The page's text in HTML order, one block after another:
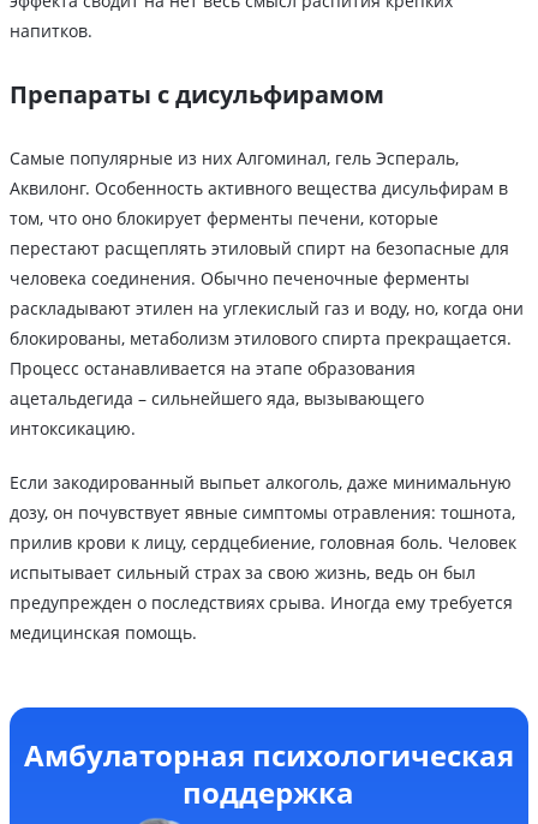
напитков.
Препараты с дисульфирамом
Самые популярные из них Алгоминал, гель Эспераль,
Аквилонг. Особенность активного вещества дисульфирам в
том, что оно блокирует ферменты печени, которые
перестают расщеплять этиловый спирт на безопасные для
человека соединения. Обычно печеночные ферменты
раскладывают этилен на углекислый газ и воду, но, когда они
блокированы, метаболизм этилового спирта прекращается.
Процесс останавливается на этапе образования
ацетальдегида – сильнейшего яда, вызывающего
интоксикацию.
Если закодированный выпьет алкоголь, даже минимальную
дозу, он почувствует явные симптомы отравления: тошнота,
прилив крови к лицу, сердцебиение, головная боль. Человек
испытывает сильный страх за свою жизнь, ведь он был
предупрежден о последствиях срыва. Иногда ему требуется
медицинская помощь.
Амбулаторная психологическая
поддержка